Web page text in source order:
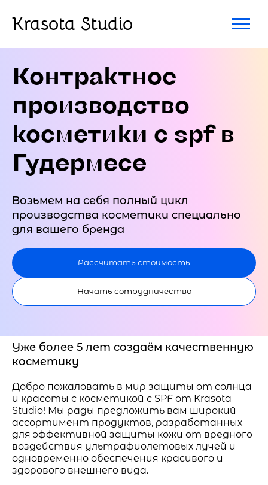
Krasota Studio
Контрактное
производство
косметики с spf в
Гудермесе
Возьмем на себя полный цикл
производства косметики специально
для вашего бренда
Рассчитать стоимость
Начать сотрудничество
Уже более 5 лет создаём качественную
косметику
Добро пожаловать в мир защиты от солнца
и красоты с косметикой с SPF от Krasota
Studio! Мы рады предложить вам широкий
ассортимент продуктов, разработанных
для эффективной защиты кожи от вредного
воздействия ультрафиолетовых лучей и
одновременно обеспечения красивого и
здорового внешнего вида.